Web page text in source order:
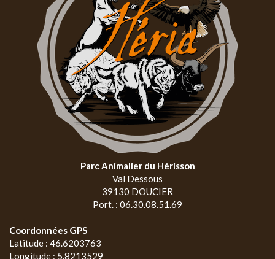
Parc Animalier du Hérisson
Val Dessous
39130 DOUCIER
Port. : 06.30.08.51.69
Coordonnées GPS
Latitude : 46.6203763
Longitude : 5.8213529